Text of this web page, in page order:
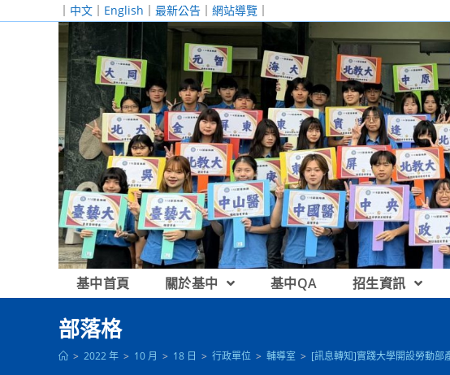
｜ 中文 ｜ English ｜ 最新公告 ｜ 網站導覽 ｜
基中首頁 關於基中 基中QA 招生資訊
部落格
> 2022 年 > 10 月 > 18 日 > 行政單位 > 輔導室 > [訊息轉知]實踐大學開設勞動部